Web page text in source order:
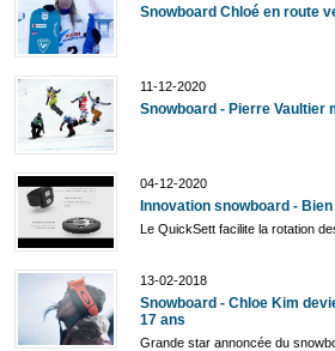
Snowboard Chloé en route
11-12-2020
Snowboard - Pierre
04-12-2020
Innovation snowboard -
Le QuickSett facilite la rotation
13-02-2018
Snowboard - Chloe Kim
17 ans
Grande star annoncée du